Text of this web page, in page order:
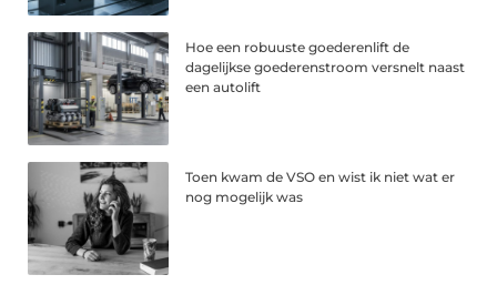
Hoe een robuuste goederenlift de
dagelijkse goederenstroom versnelt naast
een autolift
Toen kwam de VSO en wist ik niet wat er
nog mogelijk was